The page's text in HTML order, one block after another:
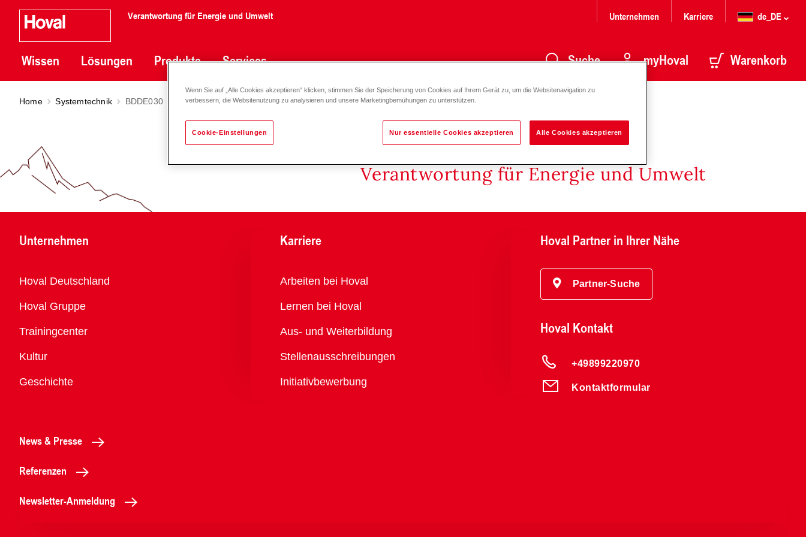
Verantwortung für Energie und Umwelt
Wissen Lösungen Produkte Services
Unternehmen Karriere de_DE
Suche myHoval Warenkorb
Home Systemtechnik BDDE030
Verantwortung für Energie und Umwelt
Unternehmen
Übersicht
Hoval Deutschland
Hoval Gruppe
Trainingcenter
Kultur
Geschichte
Karriere
Übersicht
Arbeiten bei Hoval
Lernen bei Hoval
Aus- und Weiterbildung
Stellenausschreibungen
Initiativbewerbung
Hoval Partner in Ihrer Nähe
Partner-Suche
Hoval Kontakt
+49899220970
Kontaktformular
News & Presse
Referenzen
Newsletter-Anmeldung
Wenn Sie auf „Alle Cookies akzeptieren“ klicken, stimmen Sie der Speicherung von Cookies auf Ihrem Gerät zu, um die Websitenavigation zu
verbessern, die Websitenutzung zu analysieren und unsere Marketingbemühungen zu unterstützen.
Cookie-Einstellungen Nur essentielle Cookies akzeptieren Alle Cookies akzeptieren